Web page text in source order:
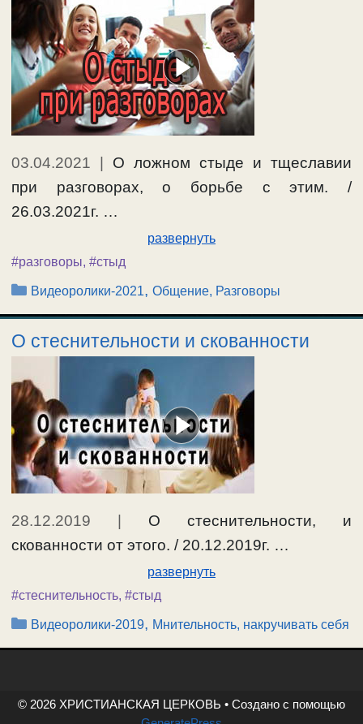
03.04.2021 | О ложном стыде и тщеславии
при разговорах, о борьбе с этим. /
26.03.2021г. …
развернуть
#разговоры, #стыд
Рубрики
Видеоролики-2021,Общение, Разговоры
О стеснительности и скованности
28.12.2019
О стеснительности, и
скованности от этого. / 20.12.2019г. …
развернуть
#стеснительность, #стыд
Рубрики
Видеоролики-2019, Мнительность, накручивать себя
© 2026 ХРИСТИАНСКАЯ ЦЕРКОВЬ • Создано с помощью